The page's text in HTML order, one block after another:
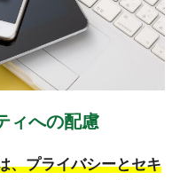
ィへの配慮
、プライバシーとセキ